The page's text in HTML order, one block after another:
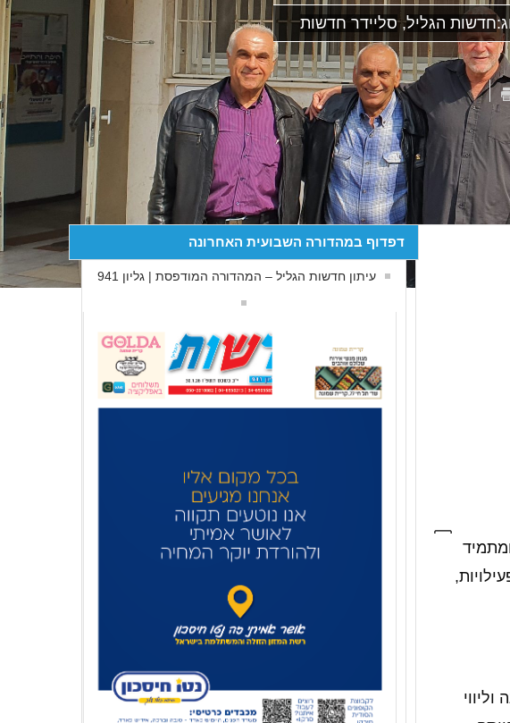
חדשות הגליל,סליידר חדשות
דפדוף במהדורה השבועית האחרונה
עיתון חדשות הגליל – המהדורה המודפסת | גליון 941